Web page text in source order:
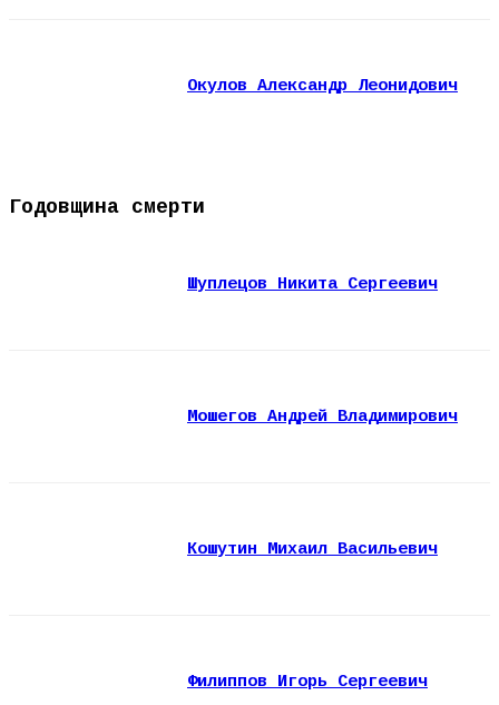
Окулов Александр Леонидович
Годовщина смерти
Шуплецов Никита Сергеевич
Мошегов Андрей Владимирович
Кошутин Михаил Васильевич
Филиппов Игорь Сергеевич